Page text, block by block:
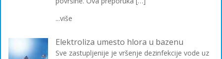
...više
Elektroliza umesto hlora u bazenu
Sve zastupljenije je vršenje dezinfekcije vode uz